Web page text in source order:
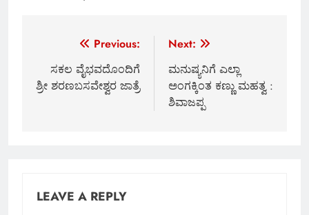
navigation
Previous:
ಸಕಲ ವೈಭವದೊಂದಿಗೆ
ಶ್ರೀ ಶರಣಬಸವೇಶ್ವರ ಜಾತ್ರೆ
Next:
ಮನುಷ್ಯನಿಗೆ ಎಲ್ಲಾ
ಅಂಗಕ್ಕಿಂತ ಕಣ್ಣು ಮಹತ್ವ :
ಶಿವಾಜಪ್ಪ
LEAVE A REPLY